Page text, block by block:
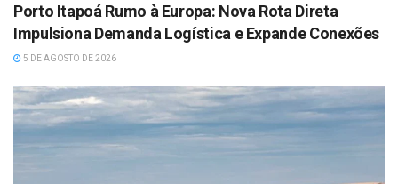
Porto Itapoá Rumo à Europa: Nova Rota Direta
Impulsiona Demanda Logística e Expande Conexões
5 DE AGOSTO DE 2026